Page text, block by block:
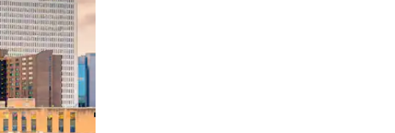
tikken of swipen.